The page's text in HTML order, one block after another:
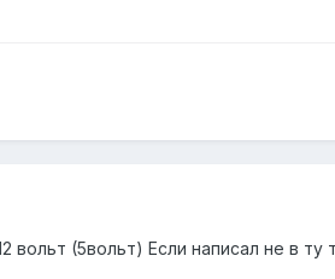
(5вольт) Если написал не в